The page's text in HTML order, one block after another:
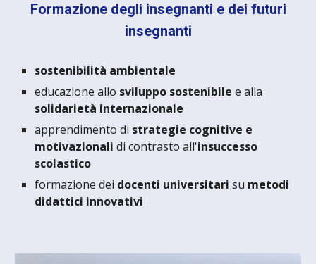
Formazione degli insegnanti e dei futuri
insegnanti
sostenibilità ambientale
educazione allo sviluppo sostenibile e alla
solidarietà internazionale
apprendimento di strategie cognitive e
motivazionalidi contrasto all'insuccesso
scolastico
formazione dei docenti universitarisu metodi
didattici innovativi